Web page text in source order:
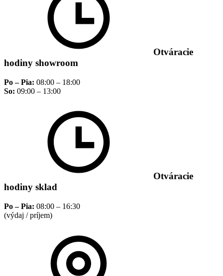
Otváracie
hodiny showroom
Po – Pia: 08:00 – 18:00
So: 09:00 – 13:00
Otváracie
hodiny sklad
Po – Pia: 08:00 – 16:30
(výdaj / príjem)